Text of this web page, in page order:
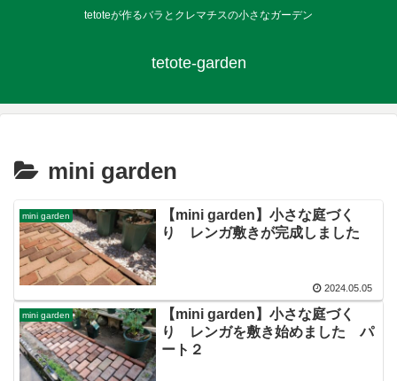
tetoteが作るバラとクレマチスの小さなガーデン
tetote-garden
mini garden
mini garden
【mini garden】小さな庭づく
り レンガ敷きが完成しました
2024.05.05
mini garden
【mini garden】小さな庭づく
り レンガを敷き始めました パ
ート２